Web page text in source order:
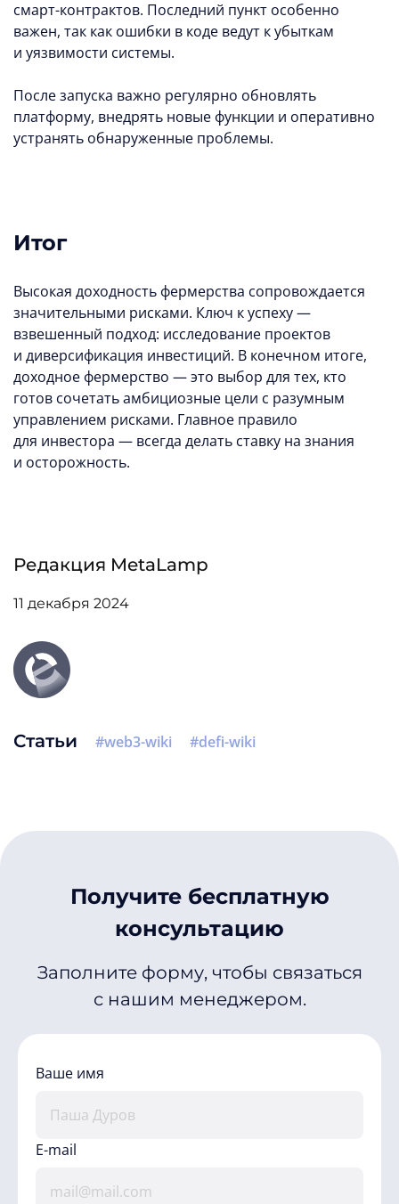
смарт-контрактов. Последний пункт особенно
важен, так как ошибки в коде ведут к убыткам
и уязвимости системы.
После запуска важно регулярно обновлять
платформу, внедрять новые функции и оперативно
устранять обнаруженные проблемы.
Итог
Высокая доходность фермерства сопровождается
значительными рисками. Ключ к успеху —
взвешенный подход: исследование проектов
и диверсификация инвестиций. В конечном итоге,
доходное фермерство — это выбор для тех, кто
готов сочетать амбициозные цели с разумным
управлением рисками. Главное правило
для инвестора — всегда делать ставку на знания
и осторожность.
Редакция MetaLamp
11 декабря 2024
Статьи web3-wiki defi-wiki
Получите бесплатную
консультацию
Заполните форму, чтобы связаться
с нашим менеджером.
Ваше имя
E-mail